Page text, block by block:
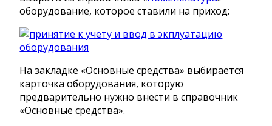
оборудование, которое ставили на приход:
На закладке «Основные средства» выбирается
карточка оборудования, которую
предварительно нужно внести в справочник
«Основные средства».